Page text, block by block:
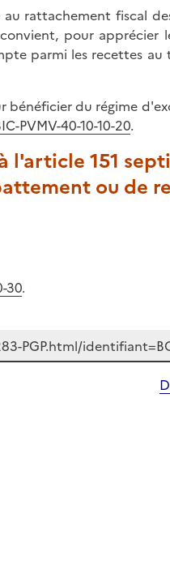
rattachement fiscal
pour apprécier
parmi les recettes
bénéficier du régime
PVMV-40-10-10-20.
l'article 151
ou de
30.